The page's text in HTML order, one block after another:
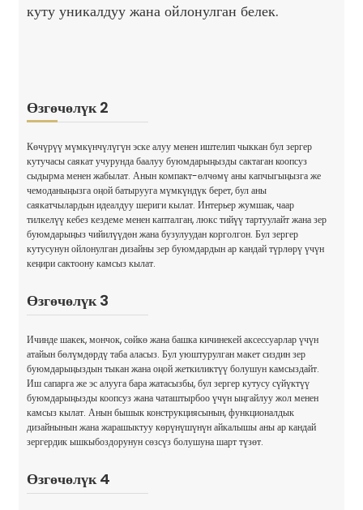
куту уникалдуу жана ойлонулган белек.
Өзгөчөлүк 2
Көчүрүү мүмкүнчүлүгүн эске алуу менен иштелип чыккан бул зергер
кутучасы саякат учурунда баалуу буюмдарыңызды сактаган коопсуз
сыдырма менен жабылат. Анын компакт-өлчөмү аны капчыгыңызга же
чемоданыңызга оңой батырууга мүмкүндүк берет, бул аны
саякатчылардын идеалдуу шериги кылат. Интерьер жумшак, чаар
тилкелүү кебез кездеме менен капталган, люкс тийүү тартуулайт жана зер
буюмдарыңыз чийилүүдөн жана бузулуудан корголгон. Бул зергер
кутусунун ойлонулган дизайны зер буюмдардын ар кандай түрлөрү үчүн
кеңири сактоону камсыз кылат.
Өзгөчөлүк 3
Ичинде шакек, мончок, сөйкө жана башка кичинекей аксессуарлар үчүн
атайын бөлүмдөрдү таба аласыз. Бул уюштурулган макет сиздин зер
буюмдарыңыздын тыкан жана оңой жеткиликтүү болушун камсыздайт.
Иш сапарга же эс алууга бара жатасызбы, бул зергер кутусу сүйүктүү
буюмдарыңызды коопсуз жана чаташтырбоо үчүн ыңгайлуу жол менен
камсыз кылат. Анын бышык конструкциясынын, функционалдык
дизайнынын жана жарашыктуу көрүнүшүнүн айкалышы аны ар кандай
зергердик ышкыбоздорунун сөзсүз болушуна шарт түзөт.
Өзгөчөлүк 4